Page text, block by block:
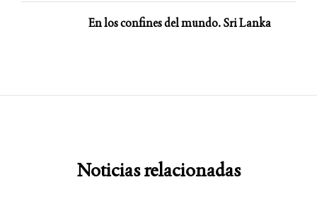
En los confines del mundo. Sri Lanka
Noticias relacionadas